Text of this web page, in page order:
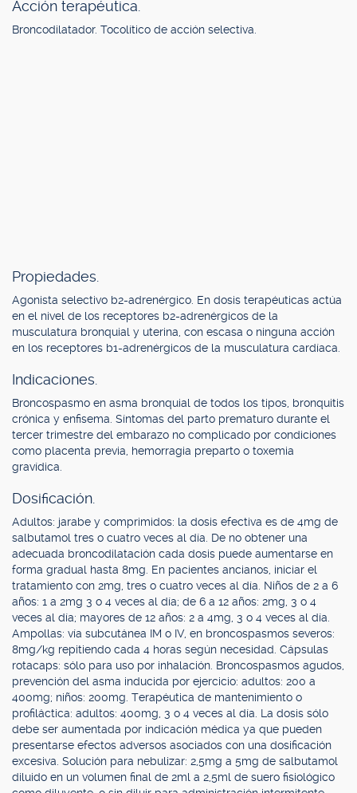
Acción terapéutica.
Broncodilatador. Tocolítico de acción selectiva.
Propiedades.
Agonista selectivo b2-adrenérgico. En dosis terapéuticas actúa
en el nivel de los receptores b2-adrenérgicos de la
musculatura bronquial y uterina, con escasa o ninguna acción
en los receptores b1-adrenérgicos de la musculatura cardíaca.
Indicaciones.
Broncospasmo en asma bronquial de todos los tipos, bronquitis
crónica y enfisema. Síntomas del parto prematuro durante el
tercer trimestre del embarazo no complicado por condiciones
como placenta previa, hemorragia preparto o toxemia
gravídica.
Dosificación.
Adultos: jarabe y comprimidos: la dosis efectiva es de 4mg de
salbutamol tres o cuatro veces al día. De no obtener una
adecuada broncodilatación cada dosis puede aumentarse en
forma gradual hasta 8mg. En pacientes ancianos, iniciar el
tratamiento con 2mg, tres o cuatro veces al día. Niños de 2 a 6
años: 1 a 2mg 3 o 4 veces al día; de 6 a 12 años: 2mg, 3 o 4
veces al día; mayores de 12 años: 2 a 4mg, 3 o 4 veces al día.
Ampollas: vía subcutánea IM o IV, en broncospasmos severos:
8mg/kg repitiendo cada 4 horas según necesidad. Cápsulas
rotacaps: sólo para uso por inhalación. Broncospasmos agudos,
prevención del asma inducida por ejercicio: adultos: 200 a
400mg; niños: 200mg. Terapéutica de mantenimiento o
profiláctica: adultos: 400mg, 3 o 4 veces al día. La dosis sólo
debe ser aumentada por indicación médica ya que pueden
presentarse efectos adversos asociados con una dosificación
excesiva. Solución para nebulizar: 2,5mg a 5mg de salbutamol
diluido en un volumen final de 2ml a 2,5ml de suero fisiológico